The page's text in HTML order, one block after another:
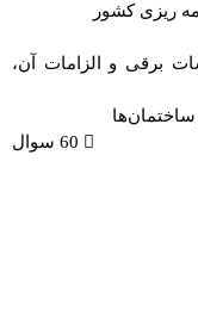
برقی و الزامات آن،